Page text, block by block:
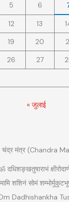
5 6
12 13
19 20
26 27
« जुलाई
चंद्र मंत्र (Chandra
दधिशङ्खतुषाराभं
शशिनं सोमं
Dadhishankha